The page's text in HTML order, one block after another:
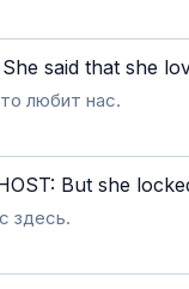
said that she
любит нас.
But she
здесь.